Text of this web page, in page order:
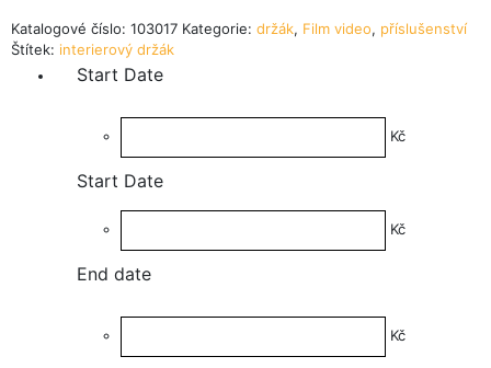
Katalogové číslo: 103017 Kategorie: držák, Film video, příslušenství
Štítek: interierový držák
Start Date
Kč
Start Date
Kč
End date
Kč